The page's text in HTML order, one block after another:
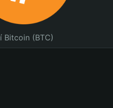
Bitcoin (BTC)